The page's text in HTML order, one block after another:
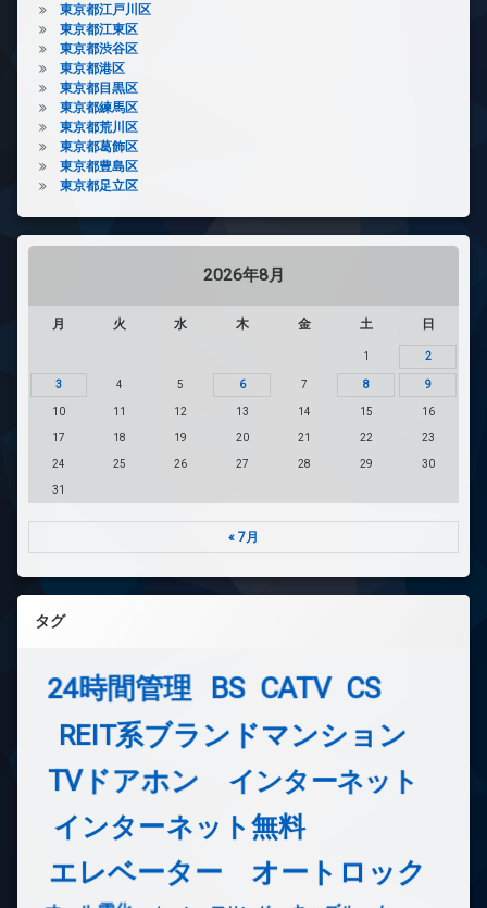
東京都江戸川区
東京都江東区
東京都渋谷区
東京都港区
東京都目黒区
東京都練馬区
東京都荒川区
東京都葛飾区
東京都豊島区
東京都足立区
2026年8月
月 火 水 木 金 土 日
1 2
3 4 5 6 7 8 9
10 11 12 13 14 15 16
17 18 19 20 21 22 23
24 25 26 27 28 29 30
31
« 7月
タグ
24時間管理 BS CATV CS
REIT系ブランドマンション
TVドアホン インターネット
インターネット無料
エレベーター オートロック